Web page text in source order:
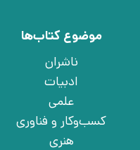
موضوع کتاب‌ها
ناشران
ادبیات
علمی
کسب‌وکار و فناوری
هنری